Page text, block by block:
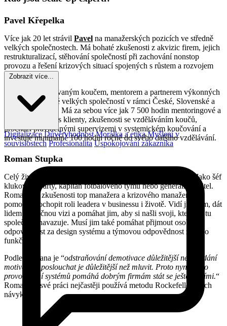
Pavel Křepelka
Více jak 20 let strávil Pavel na manažerských pozicích ve středně
velkých společnostech. Má bohaté zkušenosti z akvizic firem, jejich
restrukturalizací, stěhování společností při zachování nonstop
provozu a řešení krizových situací spojených s růstem a rozvojem
SME firem.
Pavel je akreditovaným koučem, mentorem a partnerem výkonných
manažerů středně velkých společností v rámci České, Slovenské a
Polské republiky. Má za sebou více jak 7 500 hodin mentoringové a
koučovací práce s klienty, zkušenosti se vzděláváním koučů,
prochází pravidelnými supervizemi v systemickém koučování a
investuje minimálně 100 hodin ročně do svého dalšího vzdělávání.
Roman Stupka
Celý život
cítí potřebu ovlivňovat věci kolem sebe. Jako šéf
klukovské party, kapitán fotbalového týmu nebo generální ředitel.
Romanovy zkušenosti top manažera a krizového manažera mu
pomohly pochopit roli leadera v businessu i životě. Vidí ji v tom, dát
lidem společnou vizi a pomáhat jim, aby si našli svoji, která na tu
společnou navazuje. Musí jim také pomáhat přijmout osobní
odpovědnost za design systému a týmovou odpovědnost za jeho
funkčnost.
Podle Romana je “odstraňování demotivace důležitější než hledání
motivace a poslouchat je důležitější než mluvit. Proto nyní místo
provozování systémů pomáhá dobrým firmám stát se ještě lepšími.“
Roman při své práci nejčastěji používá metodu Rockefellerových
návyků.
Zobrazit více...
Digitalizace Důvěryhodnost Morálka a etika Myšlení v
souvislostech Profesionalita Uspokojování zákazníka